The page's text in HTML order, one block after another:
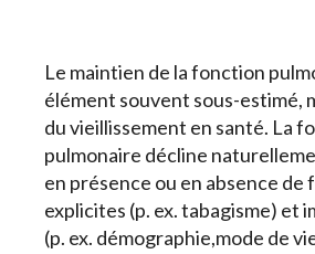
Le maintien de la fonction
élément souvent sous-estimé,
du vieillissement en santé. La
pulmonaire décline
en présence ou en absence de
explicites (p. ex. tabagisme) et
(p. ex. démographie,mode de